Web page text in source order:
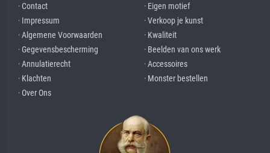
· Contact
· Impressum
· Algemene Voorwaarden
· Gegevensbescherming
· Annulatierecht
· Klachten
· Over Ons
· Eigen motief
· Verkoop je kunst
· Kwaliteit
· Beelden van ons werk
· Accessoires
· Monster bestellen